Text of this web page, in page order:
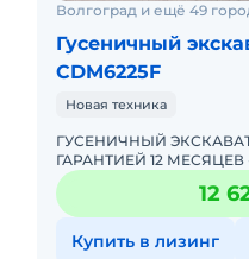
Волгоград и ещё 49
Гусеничный
CDM6225F
Новая техника
ГУСЕНИЧНЫЙ
ГАРАНТИЕЙ 12 МЕСЯЦЕВ • Экскаватор с ПСМ •
Доступна покупка в
минут Полная предп
12
Купить в лизинг